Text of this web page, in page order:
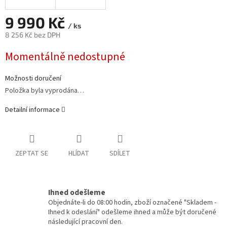
9 990 Kč / ks
8 256 Kč bez DPH
cena:
Momentálně nedostupné
Možnosti doručení
Položka byla vyprodána…
Detailní informace
ZEPTAT SE HLÍDAT SDÍLET
Ihned odešleme
Objednáte-li do 08:00 hodin, zboží označené "Skladem -
Ihned k odeslání" odešleme ihned a může být doručené
následující pracovní den.